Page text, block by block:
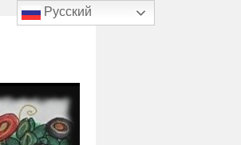
Русский